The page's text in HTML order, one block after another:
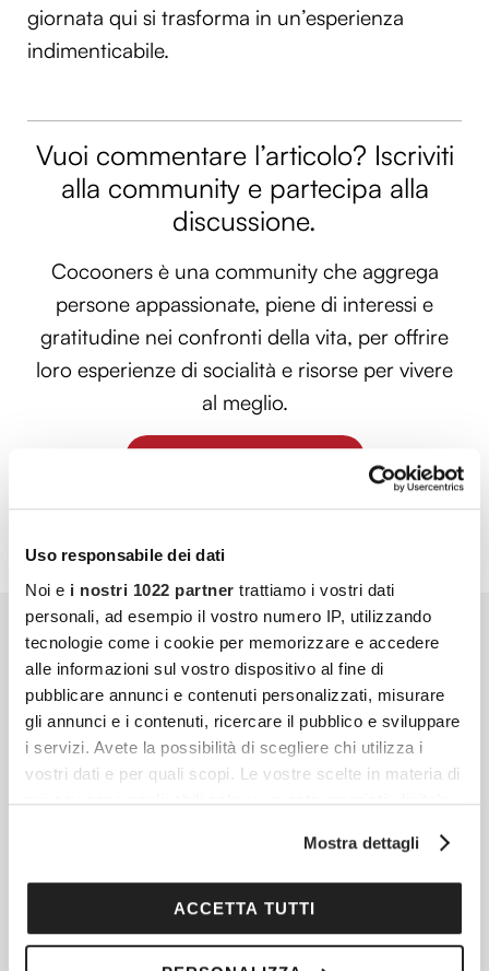
Uso responsabile dei dati
Noi e i nostri 1022 partner trattiamo i vostri dati
personali, ad esempio il vostro numero IP, utilizzando
tecnologie come i cookie per memorizzare e accedere
alle informazioni sul vostro dispositivo al fine di
pubblicare annunci e contenuti personalizzati, misurare
gli annunci e i contenuti, ricercare il pubblico e sviluppare
i servizi. Avete la possibilità di scegliere chi utilizza i
vostri dati e per quali scopi. Le vostre scelte in materia di
privacy sono applicabili solo su questa proprietà digitale
modificare o revocare il proprio consenso in qualsiasi
momento dalla Dichiarazione sui cookie o facendo clic
sull'icona di attivazione della privacy.
Mostra dettagli
ACCETTA TUTTI
giornata qui si trasforma in un’esperienza
indimenticabile.
Vuoi commentare l’articolo? Iscriviti
alla community e partecipa alla
discussione.
Cocooners è una community che aggrega
persone appassionate, piene di interessi e
gratitudine nei confronti della vita, per offrire
loro esperienze di socialità e risorse per vivere
al meglio.